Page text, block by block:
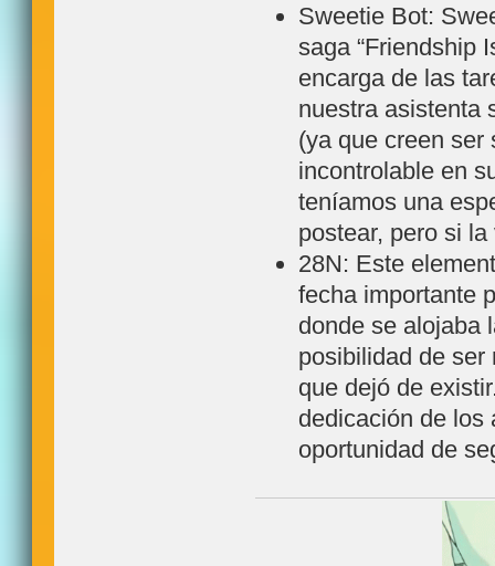
Sweetie Bot:
saga “Friendship
encarga de las
nuestra asistenta
(ya que creen ser
incontrolable en
teníamos una
postear, pero si
28N: Este
fecha importante
donde se alojaba
posibilidad de ser
que dejó de
dedicación de los
oportunidad de